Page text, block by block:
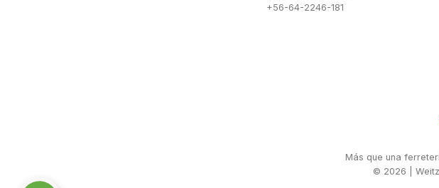
+56-64-2246-181
Más que una
© 2026 |